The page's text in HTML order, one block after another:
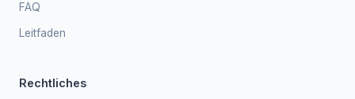
FAQ
Leitfaden
Rechtliches